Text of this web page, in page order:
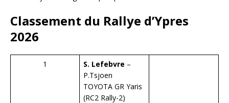
Classement du Rallye d’Ypres
2026
1 S. Lefebvre –
P.Tsjoen
TOYOTA GR Yaris
(RC2 Rally-2)